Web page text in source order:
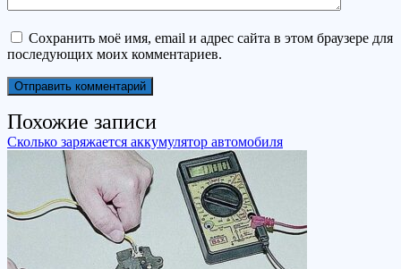
Сохранить моё имя, email и адрес сайта в этом браузере для
последующих моих комментариев.
Похожие записи
Сколько заряжается аккумулятор автомобиля